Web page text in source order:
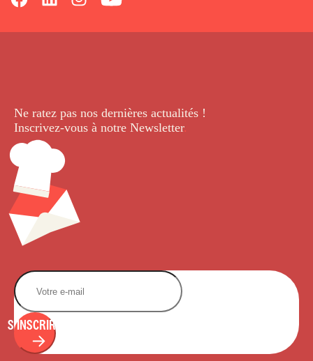
Ne ratez pas nos dernières actualités !
Inscrivez-vous à notre Newsletter.
S'INSCRIRE